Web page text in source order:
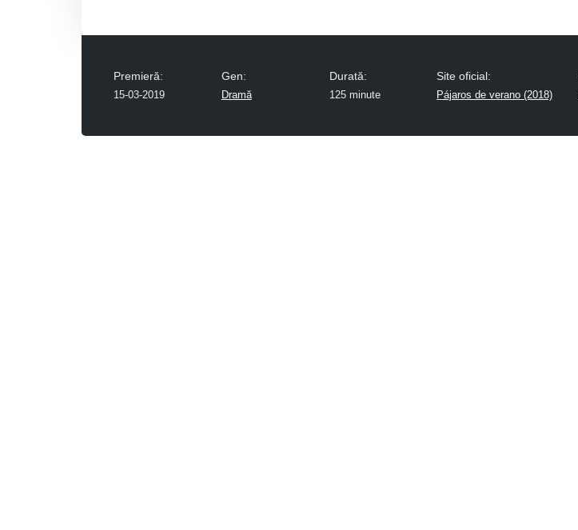
Premieră:
15-03-2019
Gen:
Dramă
Durată:
125 minute
Site oficial:
Pájaros de verano (2018)